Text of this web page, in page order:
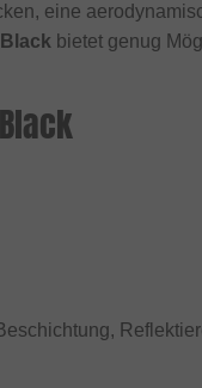
eine
bietet genug